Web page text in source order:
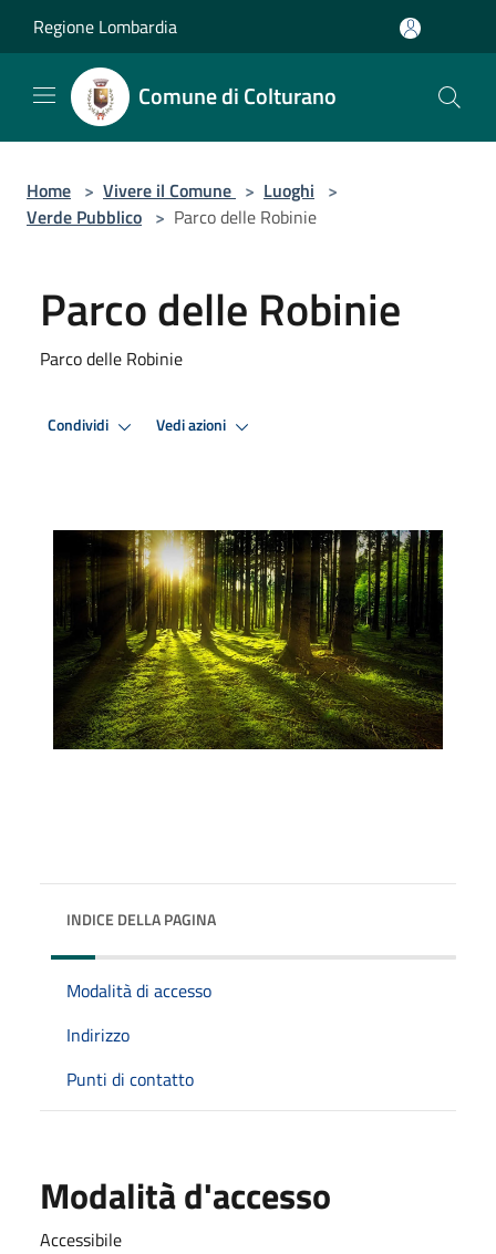
Regione Lombardia
Comune di Colturano
Home > Vivere il Comune > Luoghi >
Verde Pubblico > Parco delle Robinie
Parco delle Robinie
Parco delle Robinie
Condividi Vedi azioni
INDICE DELLA PAGINA
Modalità di accesso
Indirizzo
Punti di contatto
Modalità d'accesso
Accessibile